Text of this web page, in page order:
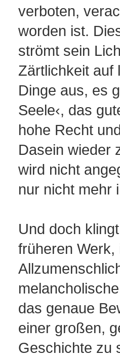
verboten,
worden ist.
strömt sein
Zärtlichkeit auf
Dinge aus, es
Seele‹, das
hohe Recht
Dasein wieder
wird nicht
nur nicht mehr
Und doch
früheren Werk,
das genaue
einer großen,
Geschichte zu